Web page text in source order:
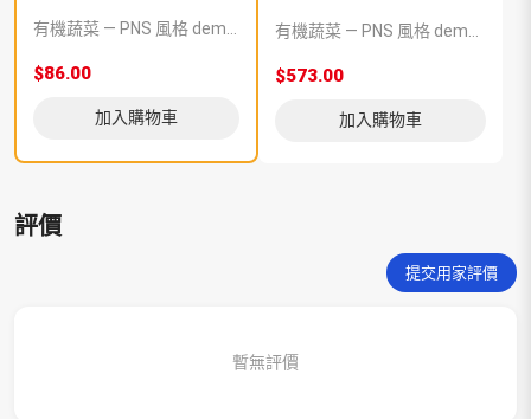
有機蔬菜 — PNS 風格 demo 占位商品，方便首頁與分類頁版位演示，上線前由業務替換為真實 SKU。
$86.00
加入購物車
有機蔬菜 — PNS 風格 demo 占位商品，方便首頁與分類頁版位演示，上線前由業務替換為真實 SKU。
$573.00
加入購物車
評價
提交用家評價
暫無評價